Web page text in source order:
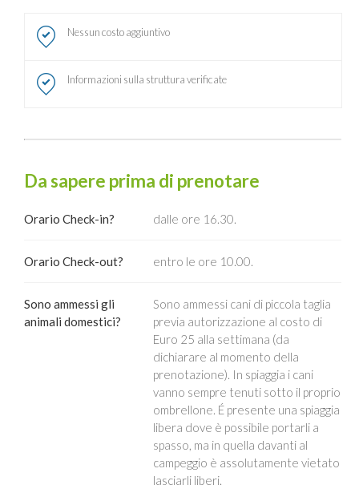
Nessun costo aggiuntivo
Informazioni sulla struttura verificate
Da sapere prima di prenotare
Orario Check-in? dalle ore 16.30.
Orario Check-out? entro le ore 10.00.
Sono ammessi gli
animali domestici?
Sono ammessi cani di piccola taglia
previa autorizzazione al costo di
Euro 25 alla settimana (da
dichiarare al momento della
prenotazione). In spiaggia i cani
vanno sempre tenuti sotto il proprio
ombrellone. É presente una spiaggia
libera dove è possibile portarli a
spasso, ma in quella davanti al
campeggio è assolutamente vietato
lasciarli liberi.